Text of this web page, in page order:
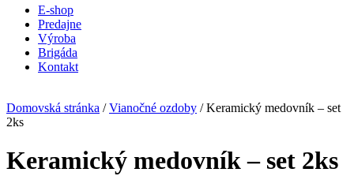
E-shop
Predajne
Výroba
Brigáda
Kontakt
Domovská stránka /Vianočné ozdoby / Keramický medovník – set
2ks
Keramický medovník – set 2ks